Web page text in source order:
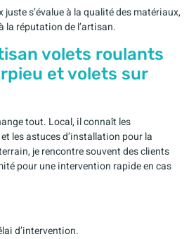
juste s’évalue à la qualité des matériaux,
la réputation de l’artisan.
volets roulants
et volets sur
tout. Local, il connaît les
les astuces d’installation pour la
je rencontre souvent des clients
pour une intervention rapide en cas
d’intervention.